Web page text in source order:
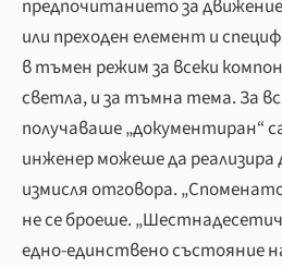
предпочитанието за
или преходен елемент и
в тъмен режим за всеки
светла, и за тъмна тема. За
получаваше „документиран“
инженер можеше да реализира
измисля отговора.
не се броеше.
едно-единствено състояние